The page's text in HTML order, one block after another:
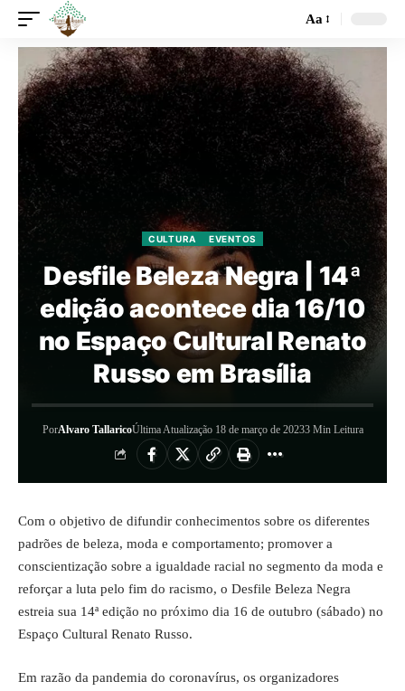
Aa
CULTURA EVENTOS
Desfile Beleza Negra | 14ª
edição acontece dia 16/10
no Espaço Cultural Renato
Russo em Brasília
PorAlvaro TallaricoÚltima Atualização 18 de março de 20233 Min Leitura
Com o objetivo de difundir conhecimentos sobre os diferentes
padrões de beleza, moda e comportamento; promover a
conscientização sobre a igualdade racial no segmento da moda e
reforçar a luta pelo fim do racismo, o Desfile Beleza Negra
estreia sua 14ª edição no próximo dia 16 de outubro (sábado) no
Espaço Cultural Renato Russo.
Em razão da pandemia do coronavírus, os organizadores